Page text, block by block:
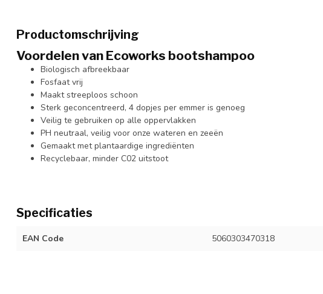
Productomschrijving
Voordelen van Ecoworks bootshampoo
Biologisch afbreekbaar
Fosfaat vrij
Maakt streeploos schoon
Sterk geconcentreerd, 4 dopjes per emmer is genoeg
Veilig te gebruiken op alle oppervlakken
PH neutraal, veilig voor onze wateren en zeeën
Gemaakt met plantaardige ingrediënten
Recyclebaar, minder C02 uitstoot
Specificaties
EAN Code 5060303470318